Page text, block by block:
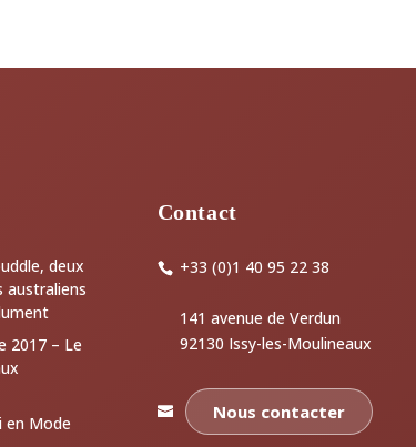
deux
australiens
2017 – Le
en Mode
Contact
+33 (0)1 40 95 22 38
141 avenue de Verdun
92130 Issy-les-Moulineaux
Nous contacter